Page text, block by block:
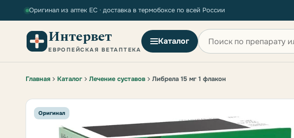
Оригинал из аптек ЕС · доставка в термобоксе по всей России
Интервет
ЕВРОПЕЙСКАЯ ВЕТАПТЕКА
Каталог
Поиск по сайту
Главная Каталог Лечение суставов Либрела 15 мг 1 флакон
Оригинал